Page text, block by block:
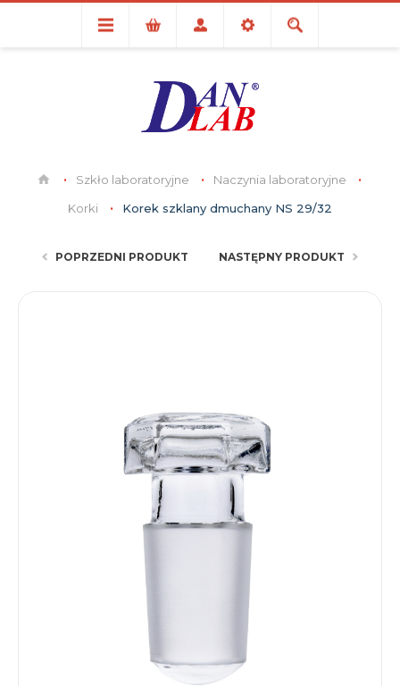
Szkło laboratoryjne
Naczynia laboratoryjne
Korki
Korek szklany dmuchany NS 29/32
POPRZEDNI PRODUKT NASTĘPNY PRODUKT